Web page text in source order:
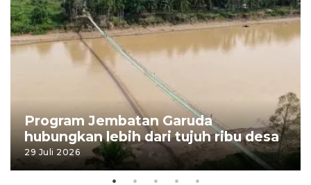
Program Jembatan Garuda
hubungkan lebih dari tujuh ribu desa
29 Juli 2026